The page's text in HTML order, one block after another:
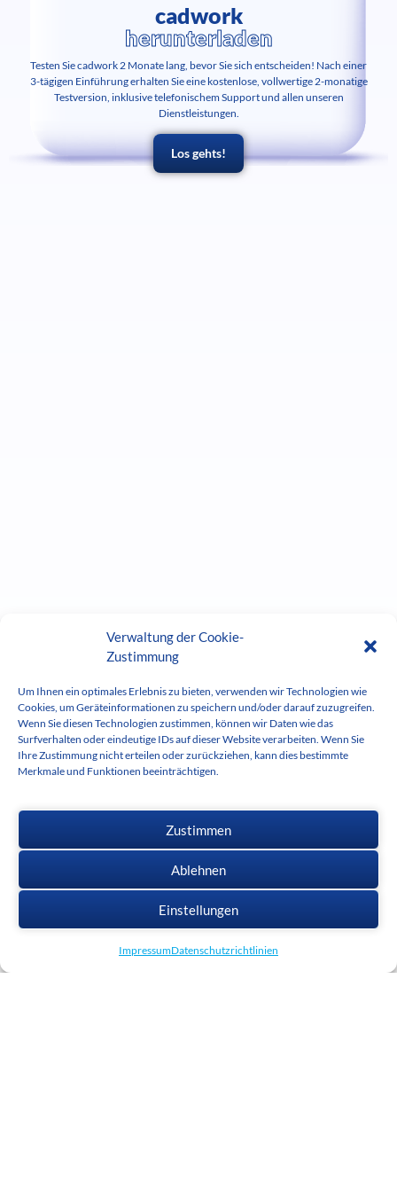
Verwaltung der Cookie-
Zustimmung
Um Ihnen ein optimales Erlebnis zu bieten, verwenden wir Technologien wie
Cookies, um Geräteinformationen zu speichern und/oder darauf zuzugreifen.
Wenn Sie diesen Technologien zustimmen, können wir Daten wie das
Surfverhalten oder eindeutige IDs auf dieser Website verarbeiten. Wenn Sie
Ihre Zustimmung nicht erteilen oder zurückziehen, kann dies bestimmte
Merkmale und Funktionen beeinträchtigen.
Zustimmen
Ablehnen
Einstellungen
ImpressumDatenschutzrichtlinien
cadwork
herunterladen
Testen Sie cadwork 2 Monate lang, bevor Sie sich entscheiden! Nach einer
3-tägigen Einführung erhalten Sie eine kostenlose, vollwertige 2-monatige
Testversion, inklusive telefonischem Support und allen unseren
Dienstleistungen.
Los gehts!
Die Leistungen
unserer Kunden